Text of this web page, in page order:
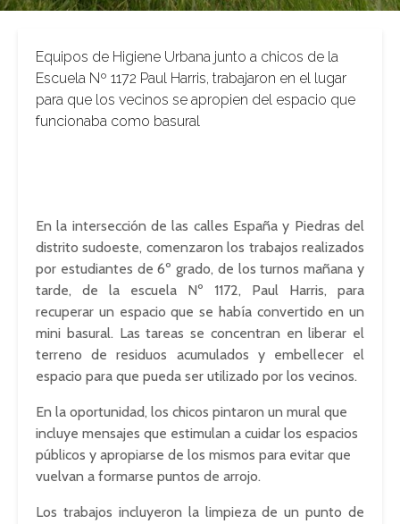
Equipos de Higiene Urbana junto a chicos de la
Escuela Nº 1172 Paul Harris, trabajaron en el lugar
para que los vecinos se apropien del espacio que
funcionaba como basural
En la intersección de las calles España y Piedras del
distrito sudoeste, comenzaron los trabajos realizados
por estudiantes de 6º grado, de los turnos mañana y
tarde, de la escuela Nº 1172, Paul Harris, para
recuperar un espacio que se había convertido en un
mini basural. Las tareas se concentran en liberar el
terreno de residuos acumulados y embellecer el
espacio para que pueda ser utilizado por los vecinos.
En la oportunidad, los chicos pintaron un mural que
incluye mensajes que estimulan a cuidar los espacios
públicos y apropiarse de los mismos para evitar que
vuelvan a formarse puntos de arrojo.
Los trabajos incluyeron la limpieza de un punto de